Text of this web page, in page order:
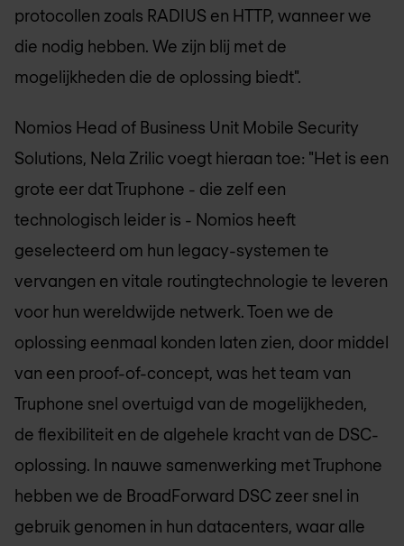
protocollen zoals RADIUS en HTTP, wanneer we
die nodig hebben. We zijn blij met de
mogelijkheden die de oplossing biedt".
Nomios Head of Business Unit Mobile Security
Solutions, Nela Zrilic voegt hieraan toe: "Het is een
grote eer dat Truphone - die zelf een
technologisch leider is - Nomios heeft
geselecteerd om hun legacy-systemen te
vervangen en vitale routingtechnologie te leveren
voor hun wereldwijde netwerk. Toen we de
oplossing eenmaal konden laten zien, door middel
van een proof-of-concept, was het team van
Truphone snel overtuigd van de mogelijkheden,
de flexibiliteit en de algehele kracht van de DSC-
oplossing. In nauwe samenwerking met Truphone
hebben we de BroadForward DSC zeer snel in
gebruik genomen in hun datacenters, waar alle